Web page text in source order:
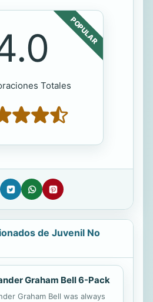
POPULAR
Totales
de Juvenil No
Graham Bell 6-Pack
Graham Bell was always